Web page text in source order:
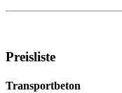
Preisliste
Transportbeton